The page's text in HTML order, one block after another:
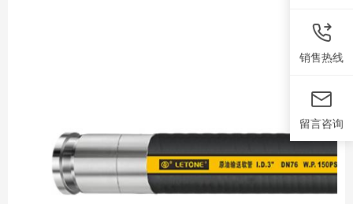
销售热线
留言咨询